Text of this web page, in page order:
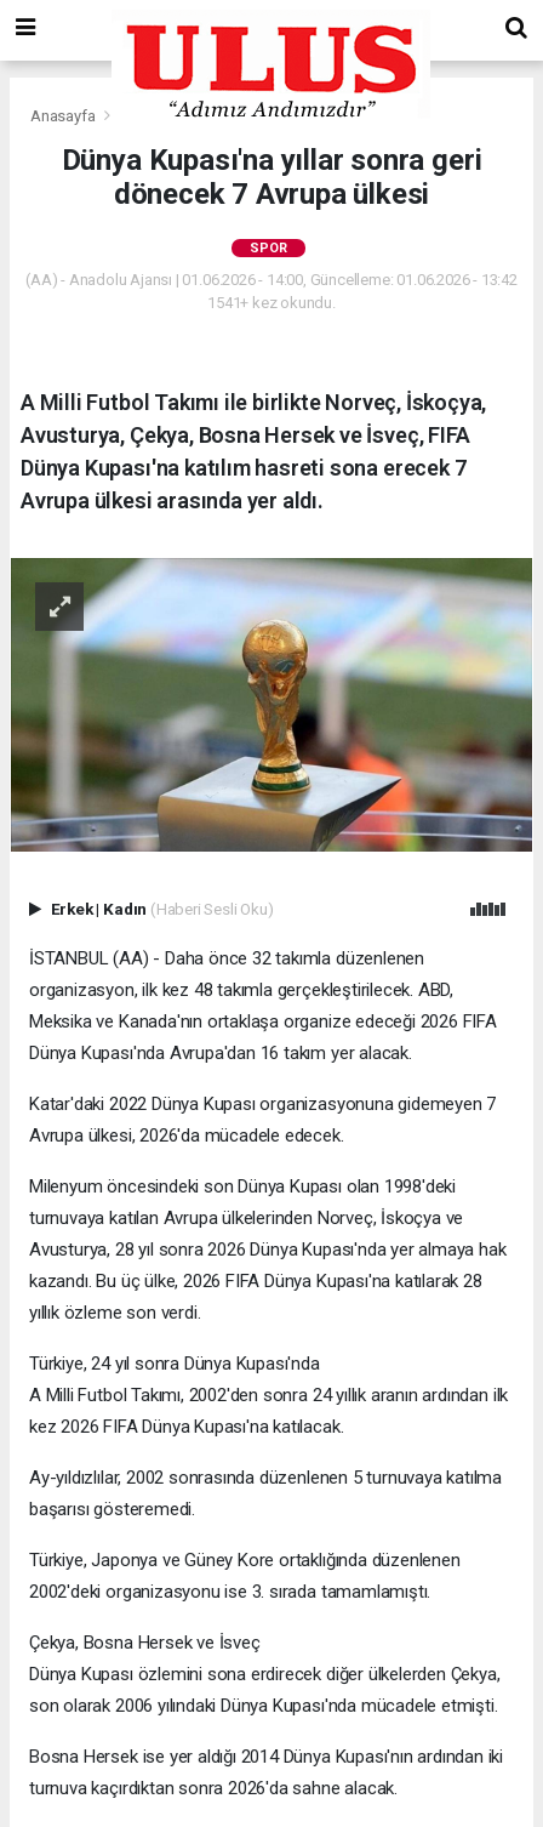
Anasayfa
Dünya Kupası'na yıllar sonra geri
dönecek 7 Avrupa ülkesi
SPOR
(AA) - Anadolu Ajansı | 01.06.2026 - 14:00, Güncelleme: 01.06.2026 - 13:42
1541+ kez okundu.
A Milli Futbol Takımı ile birlikte Norveç, İskoçya,
Avusturya, Çekya, Bosna Hersek ve İsveç, FIFA
Dünya Kupası'na katılım hasreti sona erecek 7
Avrupa ülkesi arasında yer aldı.
Erkek| Kadın (Haberi Sesli Oku)
İSTANBUL (AA) - Daha önce 32 takımla düzenlenen
organizasyon, ilk kez 48 takımla gerçekleştirilecek. ABD,
Meksika ve Kanada'nın ortaklaşa organize edeceği 2026 FIFA
Dünya Kupası'nda Avrupa'dan 16 takım yer alacak.
Katar'daki 2022 Dünya Kupası organizasyonuna gidemeyen 7
Avrupa ülkesi, 2026'da mücadele edecek.
Milenyum öncesindeki son Dünya Kupası olan 1998'deki
turnuvaya katılan Avrupa ülkelerinden Norveç, İskoçya ve
Avusturya, 28 yıl sonra 2026 Dünya Kupası'nda yer almaya hak
kazandı. Bu üç ülke, 2026 FIFA Dünya Kupası'na katılarak 28
yıllık özleme son verdi.
Türkiye, 24 yıl sonra Dünya Kupası'nda
A Milli Futbol Takımı, 2002'den sonra 24 yıllık aranın ardından ilk
kez 2026 FIFA Dünya Kupası'na katılacak.
Ay-yıldızlılar, 2002 sonrasında düzenlenen 5 turnuvaya katılma
başarısı gösteremedi.
Türkiye, Japonya ve Güney Kore ortaklığında düzenlenen
2002'deki organizasyonu ise 3. sırada tamamlamıştı.
Çekya, Bosna Hersek ve İsveç
Dünya Kupası özlemini sona erdirecek diğer ülkelerden Çekya,
son olarak 2006 yılındaki Dünya Kupası'nda mücadele etmişti.
Bosna Hersek ise yer aldığı 2014 Dünya Kupası'nın ardından iki
turnuva kaçırdıktan sonra 2026'da sahne alacak.